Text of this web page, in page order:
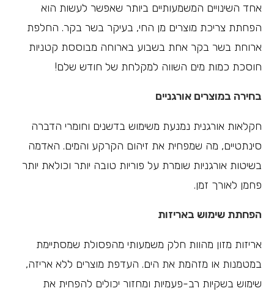
אחד השינויים המשמעותיים ביותר שאפשר לעשות הוא
הפחתת צריכת מוצרים מן החי, בעיקר בשר בקר. החלפת
ארוחת בשר בקר אחת בשבוע בארוחה מבוססת קטניות
חוסכת כמות מים השווה למקלחת של חודש שלם!
בחירה במוצרים אורגניים
חקלאות אורגנית נמנעת משימוש בדשנים וחומרי הדברה
סינתטיים, מה שמפחית את זיהום הקרקע והמים. האדמה
בשיטות אורגניות שומרת על פוריות טובה יותר וכולאת יותר
פחמן לאורך זמן.
הפחתת שימוש באריזות
אריזות מזון מהוות חלק משמעותי מהפסולת שמסתיימת
במטמנות או מזהמת את הים. העדפת מוצרים ללא אריזה,
שימוש בשקיות רב-פעמיות ומחזור יכולים להפחית את